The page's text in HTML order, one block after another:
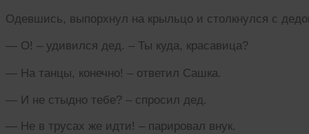
Одевшись, выпорхнул на крыльцо и столкнулся с
— О! – удивился дед. – Ты куда, красавица?
— На танцы, конечно! – ответил Сашка.
— И не стыдно тебе? – спросил дед.
— Не в трусах же идти! – парировал внук.